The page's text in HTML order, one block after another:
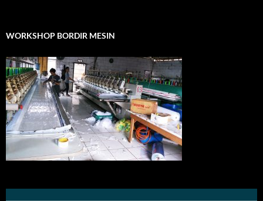
WORKSHOP BORDIR MESIN